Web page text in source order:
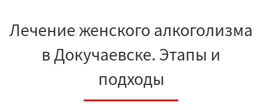
Лечение женского алкоголизма
в Докучаевске. Этапы и
подходы